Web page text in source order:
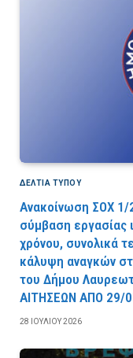
ΔΕΛΤΙΑ ΤΥΠΟΥ
Ανακοίνωση ΣΟΧ 1/
σύμβαση εργασίας
χρόνου, συνολικά
κάλυψη αναγκών
του Δήμου
AITHΣEΩN AΠO
28 ΙΟΥΛΊΟΥ 2026